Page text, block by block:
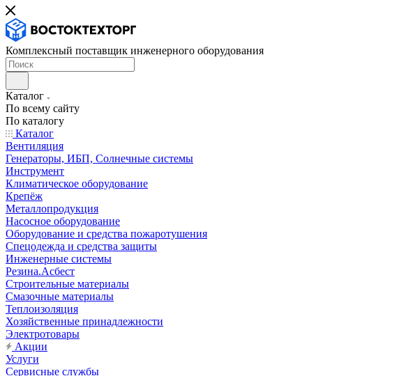
Комплексный поставщик инженерного оборудования
Каталог
По всему сайту
По каталогу
Каталог
Вентиляция
Генераторы, ИБП, Солнечные системы
Инструмент
Климатическое оборудование
Крепёж
Металлопродукция
Насосное оборудование
Оборудование и средства пожаротушения
Спецодежда и средства защиты
Инженерные системы
Резина.Асбест
Строительные материалы
Смазочные материалы
Теплоизоляция
Хозяйственные принадлежности
Электротовары
Акции
Услуги
Сервисные службы